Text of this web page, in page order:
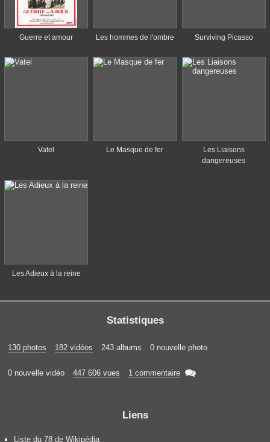
Guerre et amour Les hommes de l'ombre Surviving Picasso
Vatel Le Masque de fer
Les Liaisons
dangereuses
Les Adieux à la reine
Statistiques
130 photos 182 vidéos 243 albums 0 nouvelle photo
0 nouvelle vidéo 447 606 vues 1 commentaire 
Liens
Liste du 78 de Wikipédia